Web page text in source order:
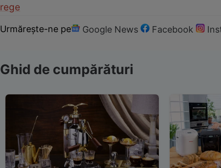
rege
Urmărește-ne pe Google News Facebook
Ghid de cumpărături